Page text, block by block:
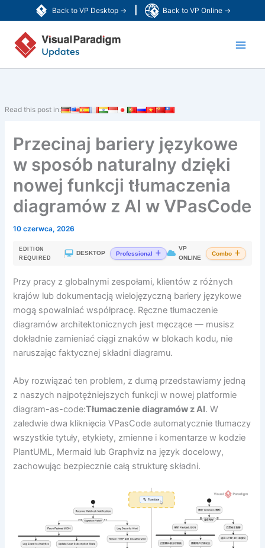
Back to VP Desktop → Back to VP Online →
do
treści
Read this post in:
Przecinaj bariery językowe
w sposób naturalny dzięki
nowej funkcji tłumaczenia
diagramów z AI w VPasCode
10 czerwca, 2026
EDITION
REQUIRED
DESKTOP Professional
VP
ONLINE
Combo
Przy pracy z globalnymi zespołami, klientów z różnych
krajów lub dokumentacją wielojęzyczną bariery językowe
mogą spowalniać współpracę. Ręczne tłumaczenie
diagramów architektonicznych jest męczące — musisz
dokładnie zamieniać ciągi znaków w blokach kodu, nie
naruszając faktycznej składni diagramu.
Aby rozwiązać ten problem, z dumą przedstawiamy jedną
z naszych najpotężniejszych funkcji w nowej platformie
diagram-as-code:Tłumaczenie diagramów z AI. W
zaledwie dwa kliknięcia VPasCode automatycznie tłumaczy
wszystkie tytuły, etykiety, zmienne i komentarze w kodzie
PlantUML, Mermaid lub Graphviz na język docelowy,
zachowując bezpiecznie całą strukturę składni.